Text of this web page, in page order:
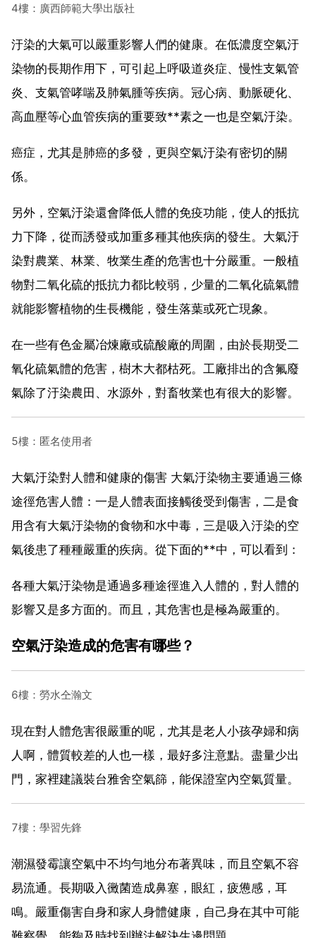
4樓：廣西師範大學出版社
汙染的大氣可以嚴重影響人們的健康。在低濃度空氣汙
染物的長期作用下，可引起上呼吸道炎症、慢性支氣管
炎、支氣管哮喘及肺氣腫等疾病。冠心病、動脈硬化、
高血壓等心血管疾病的重要致**素之一也是空氣汙染。
癌症，尤其是肺癌的多發，更與空氣汙染有密切的關
係。
另外，空氣汙染還會降低人體的免疫功能，使人的抵抗
力下降，從而誘發或加重多種其他疾病的發生。大氣汙
染對農業、林業、牧業生產的危害也十分嚴重。一般植
物對二氧化硫的抵抗力都比較弱，少量的二氧化硫氣體
就能影響植物的生長機能，發生落葉或死亡現象。
在一些有色金屬冶煉廠或硫酸廠的周圍，由於長期受二
氧化硫氣體的危害，樹木大都枯死。工廠排出的含氟廢
氣除了汙染農田、水源外，對畜牧業也有很大的影響。
5樓：匿名使用者
大氣汙染對人體和健康的傷害 大氣汙染物主要通過三條
途徑危害人體：一是人體表面接觸後受到傷害，二是食
用含有大氣汙染物的食物和水中毒，三是吸入汙染的空
氣後患了種種嚴重的疾病。從下面的**中，可以看到：
各種大氣汙染物是通過多種途徑進入人體的，對人體的
影響又是多方面的。而且，其危害也是極為嚴重的。
空氣汙染造成的危害有哪些？
6樓：勞水仝瀚文
現在對人體危害很嚴重的呢，尤其是老人小孩孕婦和病
人啊，體質較差的人也一樣，最好多注意點。盡量少出
門，家裡建議裝台雅舍空氣篩，能保證室內空氣質量。
7樓：學習先鋒
潮濕發霉讓空氣中不均勻地分布著異味，而且空氣不容
易流通。長期吸入黴菌造成鼻塞，眼紅，疲憊感，耳
鳴。嚴重傷害自身和家人身體健康，自己身在其中可能